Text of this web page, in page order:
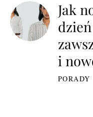
Jak
i
PORADY